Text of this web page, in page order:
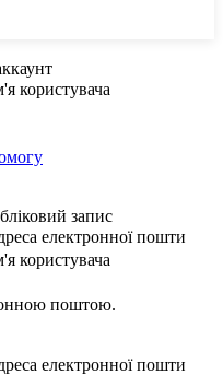
користувача
запис
електронної пошти
користувача
поштою.
електронної пошти